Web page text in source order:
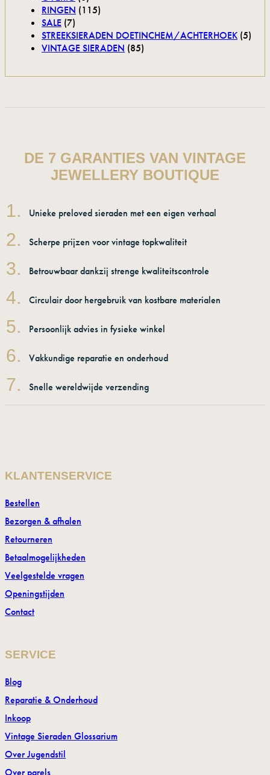
RINGEN (115)
SALE (7)
STREEKSIERADEN DOETINCHEM/ACHTERHOEK (5)
VINTAGE SIERADEN (85)
DE 7 GARANTIES VAN VINTAGE
JEWELLERY BOUTIQUE
1. Unieke preloved sieraden met een eigen verhaal
2. Scherpe prijzen voor vintage topkwaliteit
3. Betrouwbaar dankzij strenge kwaliteitscontrole
4. Circulair door hergebruik van kostbare materialen
5. Persoonlijk advies in fysieke winkel
6. Vakkundige reparatie en onderhoud
7. Snelle wereldwijde verzending
KLANTENSERVICE
Bestellen
Bezorgen & afhalen
Retourneren
Betaalmogelijkheden
Veelgestelde vragen
Openingstijden
Contact
SERVICE
Blog
Reparatie & Onderhoud
Inkoop
Vintage Sieraden Glossarium
Over Jugendstil
Over parels